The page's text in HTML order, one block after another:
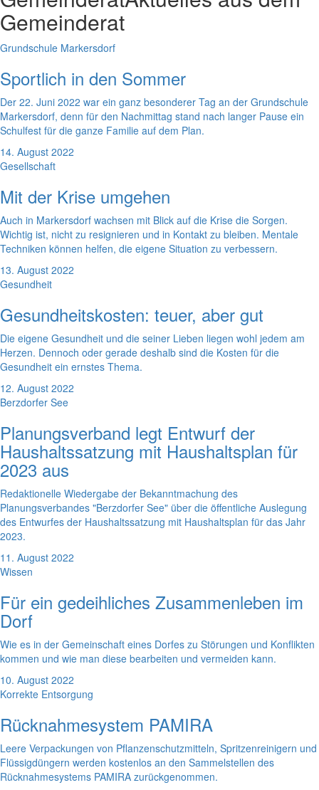
Gemeinderat
Grundschule Markersdorf
Sportlich in den Sommer
Der 22. Juni 2022 war ein ganz besonderer Tag an der Grundschule
Markersdorf, denn für den Nachmittag stand nach langer Pause ein
Schulfest für die ganze Familie auf dem Plan.
14. August 2022
Gesellschaft
Mit der Krise umgehen
Auch in Markersdorf wachsen mit Blick auf die Krise die Sorgen.
Wichtig ist, nicht zu resignieren und in Kontakt zu bleiben. Mentale
Techniken können helfen, die eigene Situation zu verbessern.
13. August 2022
Gesundheit
Gesundheitskosten: teuer, aber gut
Die eigene Gesundheit und die seiner Lieben liegen wohl jedem am
Herzen. Dennoch oder gerade deshalb sind die Kosten für die
Gesundheit ein ernstes Thema.
12. August 2022
Berzdorfer See
Planungsverband legt Entwurf der
Haushaltssatzung mit Haushaltsplan für
2023 aus
Redaktionelle Wiedergabe der Bekanntmachung des
Planungsverbandes "Berzdorfer See" über die öffentliche Auslegung
des Entwurfes der Haushaltssatzung mit Haushaltsplan für das Jahr
2023.
11. August 2022
Wissen
Für ein gedeihliches Zusammenleben im
Dorf
Wie es in der Gemeinschaft eines Dorfes zu Störungen und Konflikten
kommen und wie man diese bearbeiten und vermeiden kann.
10. August 2022
Korrekte Entsorgung
Rücknahmesystem PAMIRA
Leere Verpackungen von Pflanzenschutzmitteln, Spritzenreinigern und
Flüssigdüngern werden kostenlos an den Sammelstellen des
Rücknahmesystems PAMIRA zurückgenommen.